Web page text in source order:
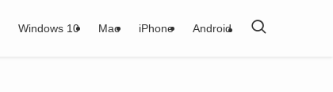
Windows 10 Mac iPhone Android